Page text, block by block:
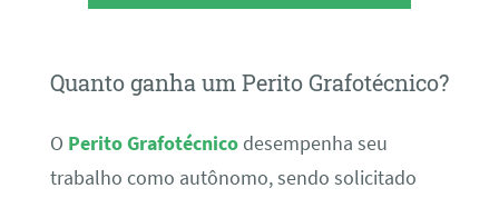
Quanto ganha um Perito Grafotécnico?
O Perito Grafotécnicodesempenha seu
trabalho como autônomo, sendo solicitado